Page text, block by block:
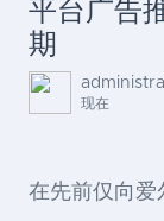
平台广告
期
现在
在先前仅向爱